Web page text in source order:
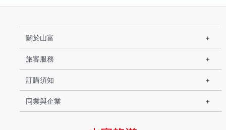
關於山富
旅客服務
訂購須知
同業與企業